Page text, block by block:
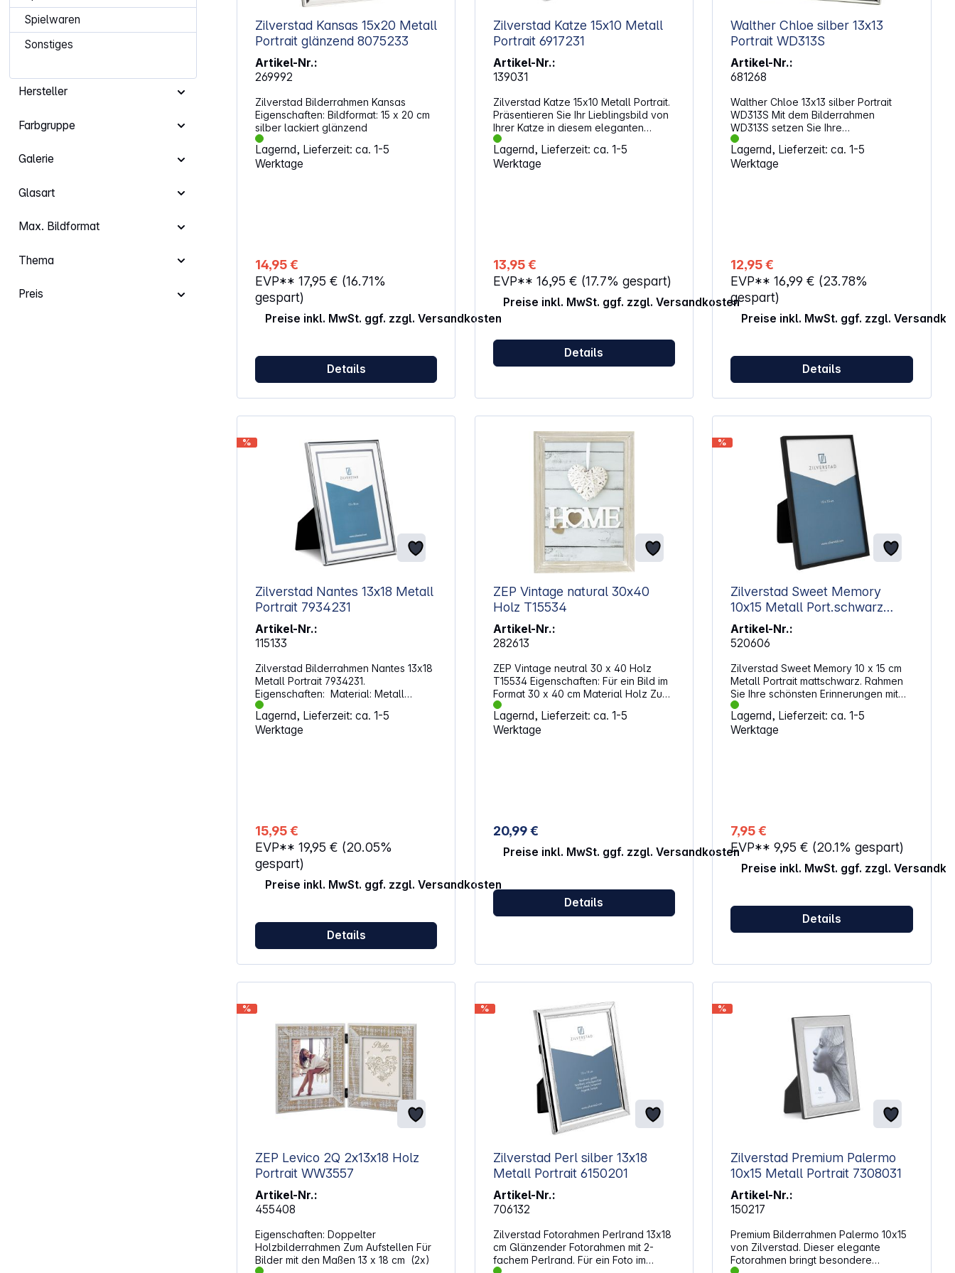
Spielwaren
Sonstiges
Hersteller
Farbgruppe
Galerie
Glasart
Max. Bildformat
Thema
Preis
Handwerkskunst Abmessungen
Zilverstad Kansas 15x20 Metall
Portrait glänzend 8075233
Artikel-Nr.:
269992
Zilverstad Bilderrahmen Kansas
Eigenschaften: Bildformat: 15 x 20 cm
silber lackiert glänzend
Lagernd, Lieferzeit: ca. 1-5
Werktage
14,95 €
EVP** 17,95 € (16.71%
gespart)
Preise inkl. MwSt. ggf. zzgl. Versandkosten
Details
Zilverstad Katze 15x10 Metall
Portrait 6917231
Artikel-Nr.:
139031
Zilverstad Katze 15x10 Metall Portrait.
Präsentieren Sie Ihr Lieblingsbild von
Ihrer Katze in diesem eleganten
Fotorahmen. Der versilberte Rahmen
ist lackiert, sodass er keine Politur
benötigt. Er ist für Fotos in der Größe
Lagernd, Lieferzeit: ca. 1-5
Werktage
13,95 €
EVP** 16,95 € (17.7% gespart)
Preise inkl. MwSt. ggf. zzgl. Versandkosten
Details
Walther Chloe silber 13x13
Portrait WD313S
Artikel-Nr.:
681268
Walther Chloe 13x13 silber Portrait
WD313S Mit dem Bilderrahmen
WD313S setzen Sie Ihre
Lieblingsbilder gekonnt in Szene und
erhalten sich ganz besondere
Erinnerungen. Merkmale: Material:
Lagernd, Lieferzeit: ca. 1-5
Werktage
12,95 €
EVP**16,99 € (23.78%
gespart)
Preise inkl. MwSt. ggf. zzgl.
Details
%
Zilverstad Nantes 13x18 Metall
Portrait 7934231
Artikel-Nr.:
115133
Zilverstad Bilderrahmen Nantes 13x18
Metall Portrait 7934231.
Eigenschaften: Material: Metall
Rückseite aus Samt Versilbert
anlaufgeschützt Weißes Passepartout
mit silberner Zierleiste Thema: Neutral
Lagernd, Lieferzeit: ca. 1-5
Werktage
15,95 €
EVP** 19,95 € (20.05%
gespart)
Preise inkl. MwSt. ggf. zzgl. Versandkosten
Details
ZEP Vintage natural 30x40
Holz T15534
Artikel-Nr.:
282613
ZEP Vintage neutral 30 x 40 Holz
T15534 Eigenschaften: Für ein Bild im
Format 30 x 40 cm Material Holz Zum
Lagernd, Lieferzeit: ca. 1-5
Werktage
20,99 €
Preise inkl. MwSt. ggf. zzgl. Versandkosten
Details
%
Zilverstad Sweet Memory
10x15 Metall Port.schwarz
matt 7984031
Artikel-Nr.:
520606
Zilverstad Sweet Memory 10 x 15 cm
Metall Portrait mattschwarz. Rahmen
Sie Ihre schönsten Erinnerungen mit
diesem mattschwarzen Bilderrahmen
von Zilverstad ein. Die Sweet
Memory-Fotorahmenkollektion von
Eigenschaften: 10 x 15 cm mattschwarz
modernes Design Rückseite aus Samt
kann stehend oder hängend
verwendet werden Material: Metall
Lagernd, Lieferzeit: ca. 1-5
Werktage
7,95 €
EVP**9,95 € (20.1% gespart)
Preise inkl. MwSt. ggf. zzgl.
Details
%
ZEP Levico 2Q 2x13x18 Holz
Portrait WW3557
Artikel-Nr.:
455408
Eigenschaften: Doppelter
Holzbilderrahmen Zum Aufstellen Für
Bilder mit den Maßen 13 x 18 cm (2x)
%
Zilverstad Perl silber 13x18
Metall Portrait 6150201
Artikel-Nr.:
706132
Zilverstad Fotorahmen Perlrand 13x18
cm Glänzender Fotorahmen mit 2-
fachem Perlrand. Für ein Foto im
%
Zilverstad Premium Palermo
10x15 Metall Portrait 7308031
Artikel-Nr.:
150217
Premium Bilderrahmen Palermo 10x15
von Zilverstad. Dieser elegante
Fotorahmen bringt besondere